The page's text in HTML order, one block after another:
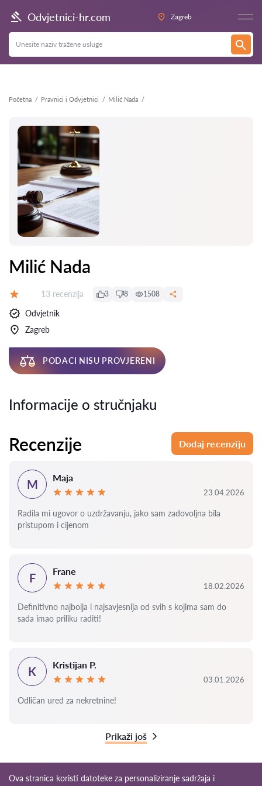
Odvjetnici-hr.com Zagreb
Početna Pravnici i Odvjetnici Milić Nada
Natrag
Milić Nada
Recenzija:
13 recenzija 3 8 1508
Odvjetnik
Zagreb
PODACI NISU PROVJERENI
Informacije o stručnjaku
Recenzije Dodaj recenziju
M Maja
23.04.2026
Radila mi ugovor o uzdržavanju, jako sam zadovoljna bila
pristupom i cijenom
F Frane
18.02.2026
Definitivno najbolja i najsavjesnija od svih s kojima sam do
sada imao priliku raditi!
K Kristijan P.
03.01.2026
Odličan ured za nekretnine!
Prikaži još
Ova stranica koristi datoteke za personaliziranje sadržaja i